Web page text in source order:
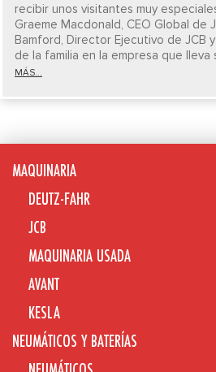
recibir unos visitantes muy
Graeme Macdonald, CEO Global de
Bamford, Director Ejecutivo de JCB
de la familia en la empresa que lleva
MÁS...
MAQUINARIA
DEUTZ-FAHR
JCB
MAQUINARIA USADA
AVANT
KESLA
NEUMÁTICOS Y BATERÍAS